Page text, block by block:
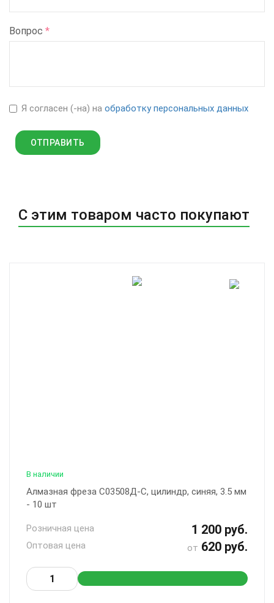
Вопрос *
Я согласен (-на) на обработку персональных данных
С этим товаром часто покупают
В наличии
Алмазная фреза С03508Д-С, цилиндр, синяя, 3.5 мм
- 10 шт
Розничная цена 1 200 руб.
Оптовая цена от 620 руб.